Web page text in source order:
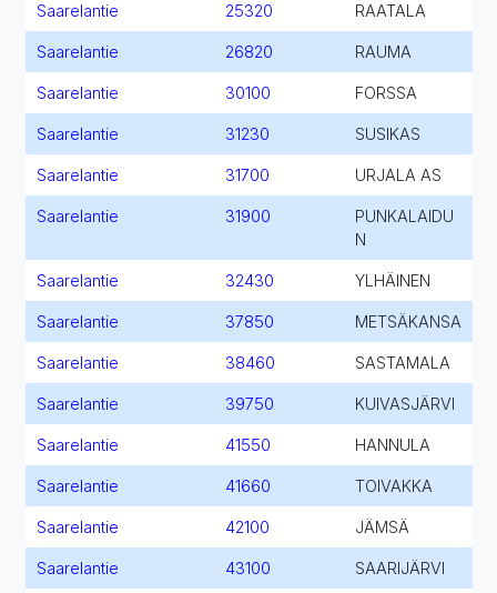
Saarelantie 25320 RAATALA
Saarelantie 26820 RAUMA
Saarelantie 30100 FORSSA
Saarelantie 31230 SUSIKAS
Saarelantie 31700 URJALA AS
Saarelantie 31900
PUNKALAIDU
N
Saarelantie 32430 YLHÄINEN
Saarelantie 37850 METSÄKANSA
Saarelantie 38460 SASTAMALA
Saarelantie 39750 KUIVASJÄRVI
Saarelantie 41550 HANNULA
Saarelantie 41660 TOIVAKKA
Saarelantie 42100 JÄMSÄ
Saarelantie 43100 SAARIJÄRVI